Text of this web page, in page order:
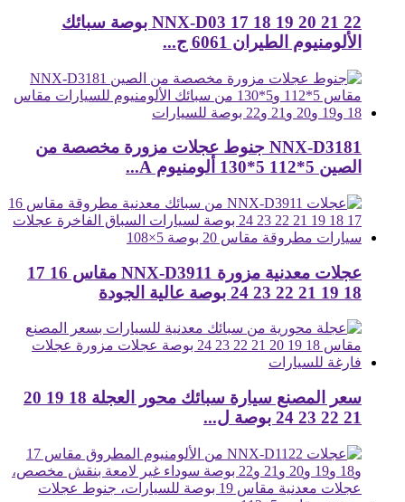
NNX-D03 17 18 19 20 21 22 بوصة سبائك
الألومنيوم الطيران 6061 ج...
NNX-D3181 جنوط عجلات مزورة مخصصة من
الصين 5*112 5*130 ألومنيوم A...
عجلات معدنية مزورة NNX-D3911 مقاس 16 17
18 19 21 22 23 24 بوصة عالية الجودة
سعر المصنع سيارة سبائك محور العجلة 18 19 20
21 22 23 24 بوصة ل...